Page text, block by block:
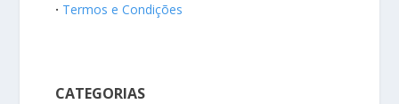
Termos e Condições
CATEGORIAS